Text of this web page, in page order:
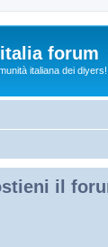
forum
italiana dei diyers!
il